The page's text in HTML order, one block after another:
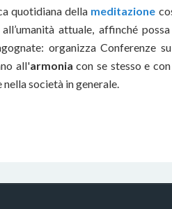
quotidiana della meditazione
attuale, affinché
organizza Conferenze
all'armonia con se stesso e
società in generale.